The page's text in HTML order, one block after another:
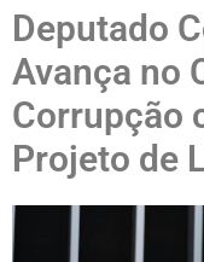
Deputado
Avança no
Corrupção
Projeto de